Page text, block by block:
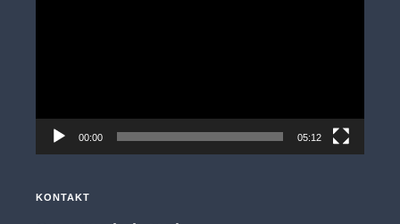
00:00 05:12
KONTAKT